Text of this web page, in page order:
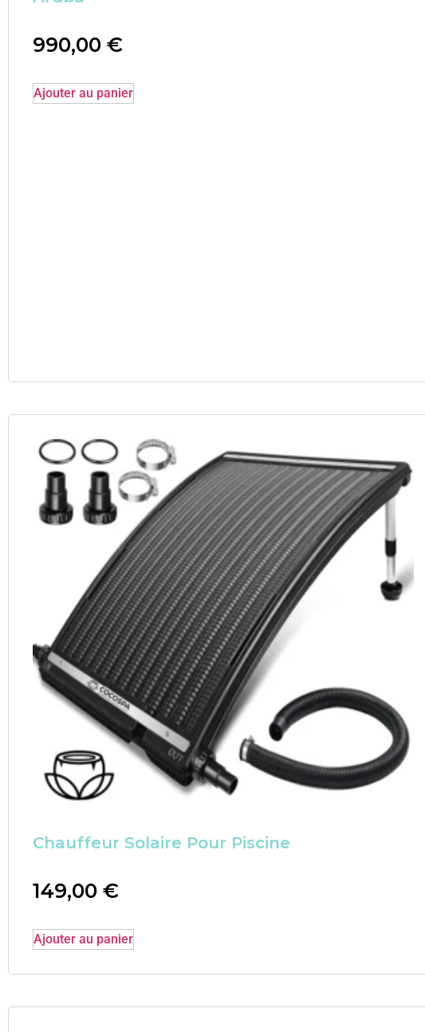
990,00 €
Ajouter au panier
Chauffeur Solaire Pour Piscine
149,00 €
Ajouter au panier